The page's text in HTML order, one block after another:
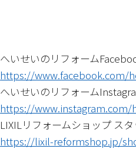
へいせいのリフォーム
https://www.facebook.com/
へいせいのリフォーム
https://www.instagram.com/
LIXILリフォームショップ ス
https://lixil-reformshop.jp/